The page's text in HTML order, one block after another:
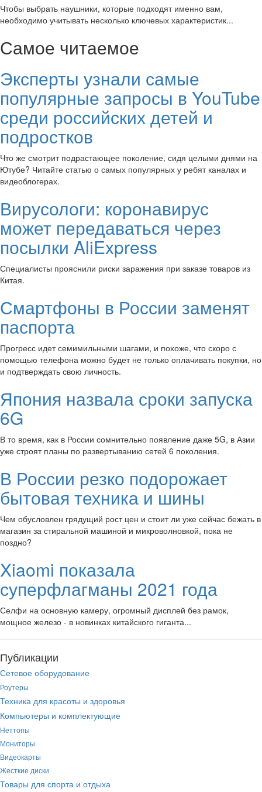
Чтобы выбрать наушники, которые подходят именно вам,
необходимо учитывать несколько ключевых характеристик...
Самое читаемое
Эксперты узнали самые
популярные запросы в YouTube
среди российских детей и
подростков
Что же смотрит подрастающее поколение, сидя целыми днями на
Ютубе? Читайте статью о самых популярных у ребят каналах и
видеоблогерах.
Вирусологи: коронавирус
может передаваться через
посылки AliExpress
Специалисты прояснили риски заражения при заказе товаров из
Китая.
Смартфоны в России заменят
паспорта
Прогресс идет семимильными шагами, и похоже, что скоро с
помощью телефона можно будет не только оплачивать покупки, но
и подтверждать свою личность.
Япония назвала сроки запуска
6G
В то время, как в России сомнительно появление даже 5G, в Азии
уже строят планы по развертыванию сетей 6 поколения.
В России резко подорожает
бытовая техника и шины
Чем обусловлен грядущий рост цен и стоит ли уже сейчас бежать в
магазин за стиральной машиной и микроволновкой, пока не
поздно?
Xiaomi показала
суперфлагманы 2021 года
Селфи на основную камеру, огромный дисплей без рамок,
мощное железо - в новинках китайского гиганта...
Публикации
Сетевое оборудование
Роутеры
Техника для красоты и здоровья
Компьютеры и комплектующие
Неттопы
Мониторы
Видеокарты
Жесткие диски
Товары для спорта и отдыха